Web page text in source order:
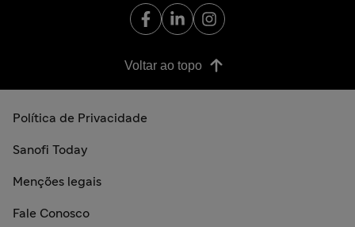
Voltar ao topo
Política de Privacidade
Sanofi Today
Menções legais
Fale Conosco